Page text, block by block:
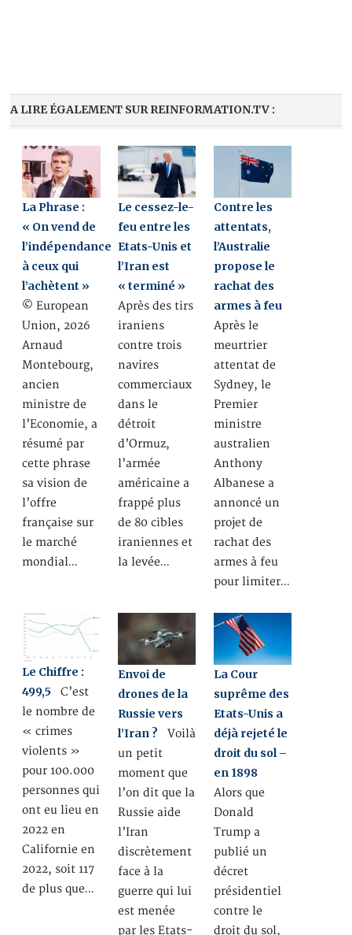
A LIRE ÉGALEMENT SUR REINFORMATION.TV :
La Phrase :
« On vend de
l’indépendance
à ceux qui
l’achètent »
© European
Union, 2026
Arnaud
Montebourg,
ancien
ministre de
l’Economie, a
résumé par
cette phrase
sa vision de
l’offre
française sur
le marché
mondial…
Le cessez-le-
feu entre les
Etats-Unis et
l’Iran est
« terminé »
Après des tirs
iraniens
contre trois
navires
commerciaux
dans le
détroit
d’Ormuz,
l’armée
américaine a
frappé plus
de 80 cibles
iraniennes et
la levée…
Contre les
attentats,
l’Australie
propose le
rachat des
armes à feu
Après le
meurtrier
attentat de
Sydney, le
Premier
ministre
australien
Anthony
Albanese a
annoncé un
projet de
rachat des
armes à feu
pour limiter…
Le Chiffre :
499,5 C’est
le nombre de
« crimes
violents »
pour 100.000
personnes qui
ont eu lieu en
2022 en
Californie en
2022, soit 117
de plus que…
Envoi de
drones de la
Russie vers
l’Iran ? Voilà
un petit
moment que
l’on dit que la
Russie aide
l’Iran
discrètement
face à la
guerre qui lui
est menée
par les Etats-
La Cour
suprême des
Etats-Unis a
déjà rejeté le
droit du sol –
en 1898
Alors que
Donald
Trump a
publié un
décret
présidentiel
contre le
droit du sol,